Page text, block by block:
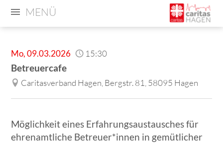
MENÜ
Mo,09.03.2026 15:30
Betreuercafe
Caritasverband Hagen, Bergstr. 81, 58095 Hagen
Möglichkeit eines Erfahrungsaustausches für
ehrenamtliche Betreuer*innen in gemütlicher